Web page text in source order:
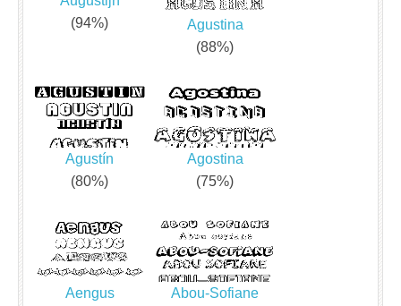
(94%)
Agustina
(88%)
Agustín
(80%)
Agostina
(75%)
Aengus
Abou-Sofiane